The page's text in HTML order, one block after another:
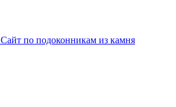
Сайт по подоконникам из камня